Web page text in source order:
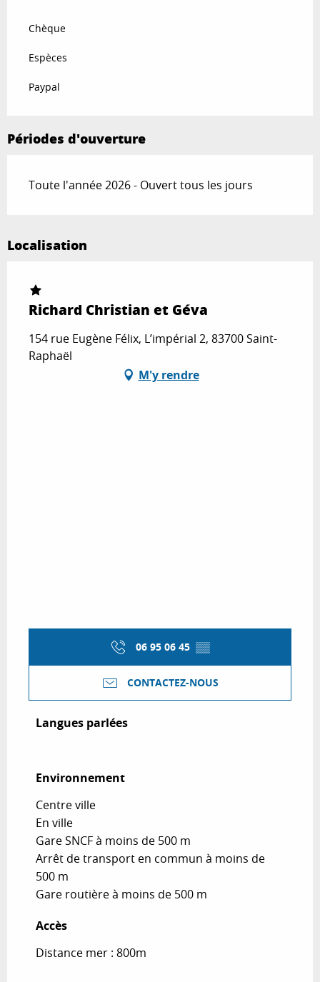
Chèque
Espèces
Paypal
Périodes d'ouverture
Toute l'année 2026 - Ouvert tous les jours
Localisation
Richard Christian et Géva
154 rue Eugène Félix, L’impérial 2, 83700 Saint-
Raphaël
M'y rendre
06 95 06 45 ▒▒
CONTACTEZ-NOUS
Langues parlées
Langues parlées
Environnement
Environnement
Centre ville
En ville
Gare SNCF à moins de 500 m
Arrêt de transport en commun à moins de
500 m
Gare routière à moins de 500 m
Accès
Accès
Distance mer : 800m